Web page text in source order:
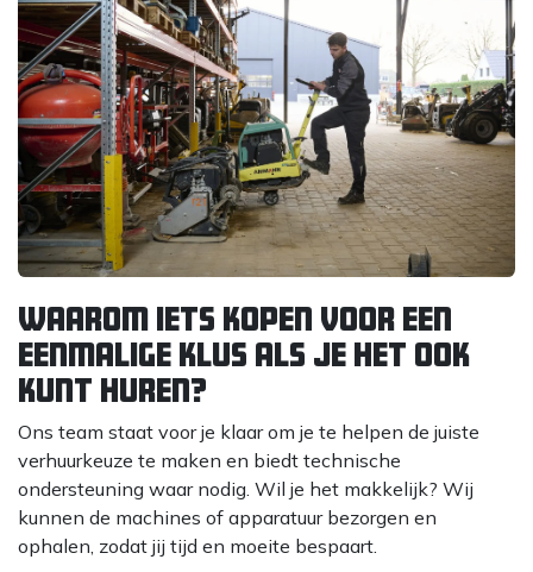
Waarom iets kopen voor een
eenmalige klus als je het ook
kunt huren?
Ons team staat voor je klaar om je te helpen de juiste
verhuurkeuze te maken en biedt technische
ondersteuning waar nodig. Wil je het makkelijk? Wij
kunnen de machines of apparatuur bezorgen en
ophalen, zodat jij tijd en moeite bespaart.